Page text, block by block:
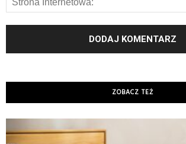
ZOBACZ TEŻ